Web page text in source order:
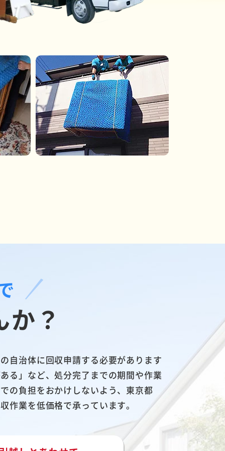
？
自治体に回収申請する必要があります
る」など、処分完了までの期間や作業
の負担をおかけしないよう、東京都
業を低価格で承っています。